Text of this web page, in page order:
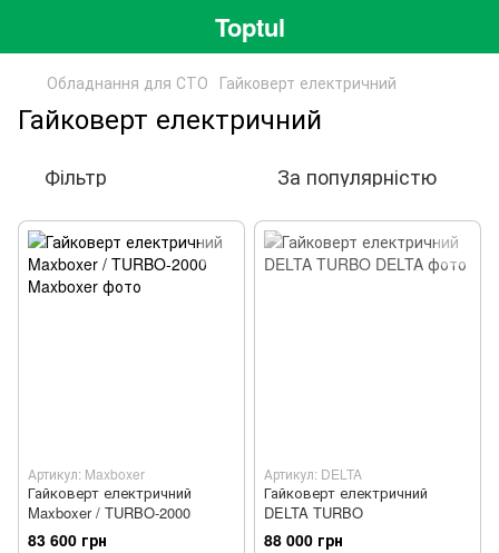
Toptul
Обладнання для СТО Гайковерт електричний
Гайковерт електричний
Фільтр За популярністю
Артикул: Maxboxer
Гайковерт електричний
Maxboxer / TURBO-2000
83 600 грн
Артикул: DELTA
Гайковерт електричний
DELTA TURBO
88 000 грн